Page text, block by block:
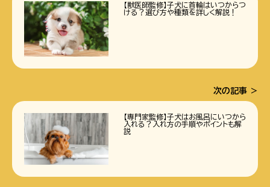
【獣医師監修】子犬に首輪はいつからつ
ける？選び方や種類を詳しく解説！
次の記事
【専門家監修】子犬はお風呂にいつから
入れる？入れ方の手順やポイントも解
説